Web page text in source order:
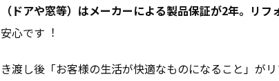
ドアや窓等）はメーカーによる製品保証が2年。リ
心です︕
渡し後「お客様の⽣活が快適なものになること」が